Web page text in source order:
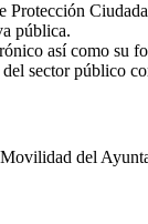
Protección
pública.
así como su
sector público
del